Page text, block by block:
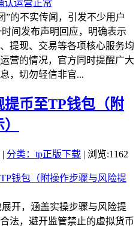
”的不实传闻，引发不少用户
间发布声明回应，明确表示
提现、交易等各项核心服务均
营的情况，官方同时提醒广大
，切勿轻信非官...
币至TP钱包（附
分类：tp正版下载 | 浏览:1162
开，涵盖实操步骤与风险提
法，避开监管禁止的虚拟货币